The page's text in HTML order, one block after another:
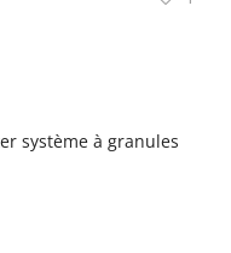
système à granules